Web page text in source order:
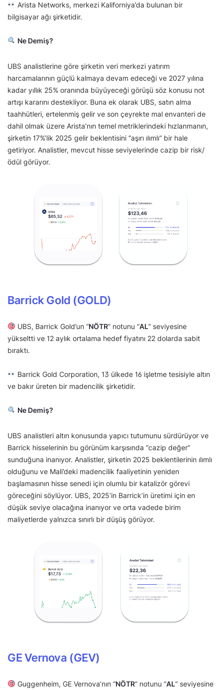
Arista Networks, merkezi Kaliforniya’da bulunan bir
bilgisayar ağı şirketidir.
Ne Demiş?
UBS analistlerine göre şirketin veri merkezi yatırım
harcamalarının güçlü kalmaya devam edeceği ve 2027 yılına
kadar yıllık 25% oranında büyüyeceği görüşü söz konusu not
artışı kararını destekliyor. Buna ek olarak UBS, satın alma
taahhütleri, ertelenmiş gelir ve son çeyrekte mal envanteri de
dahil olmak üzere Arista’nın temel metriklerindeki hızlanmanın,
şirketin 17%’lik 2025 gelir beklentisini “aşırı ılımlı” bir hale
getiriyor. Analistler, mevcut hisse seviyelerinde cazip bir risk/
ödül görüyor.
Barrick Gold (GOLD)
UBS, Barrick Gold’un “NÖTR” notunu “AL” seviyesine
yükseltti ve 12 aylık ortalama hedef fiyatını 22 dolarda sabit
bıraktı.
Barrick Gold Corporation, 13 ülkede 16 işletme tesisiyle altın
ve bakır üreten bir madencilik şirketidir.
Ne Demiş?
UBS analistleri altın konusunda yapıcı tutumunu sürdürüyor ve
Barrick hisselerinin bu görünüm karşısında “cazip değer”
sunduğuna inanıyor. Analistler, şirketin 2025 beklentilerinin ılımlı
olduğunu ve Mali’deki madencilik faaliyetinin yeniden
başlamasının hisse senedi için olumlu bir katalizör görevi
göreceğini söylüyor. UBS, 2025’in Barrick’in üretimi için en
düşük seviye olacağına inanıyor ve orta vadede birim
maliyetlerde yalnızca sınırlı bir düşüş görüyor.
GE Vernova (GEV)
Guggenheim, GE Vernova’nın “NÖTR” notunu “AL” seviyesine